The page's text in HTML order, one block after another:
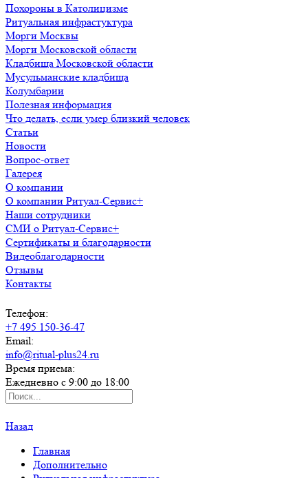
Похороны в Католицизме
Ритуальная инфрастуктура
Морги Москвы
Морги Московской области
Кладбища Московской области
Мусульманские кладбища
Колумбарии
Полезная информация
Что делать, если умер близкий человек
Статьи
Новости
Вопрос-ответ
Галерея
О компании
О компании Ритуал-Сервис+
Наши сотрудники
СМИ о Ритуал-Сервис+
Сертификаты и благодарности
Видеоблагодарности
Отзывы
Контакты
Телефон:
+7 495 150-36-47
Email:
info@ritual-plus24.ru
Время приема:
Ежедневно с 9:00 до 18:00
Назад
Главная
Дополнительно